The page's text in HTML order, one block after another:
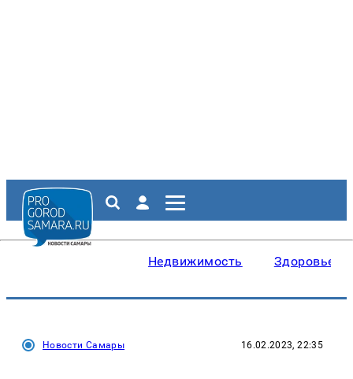
Недвижимость Здоровье
Новости Самары 16.02.2023, 22:35